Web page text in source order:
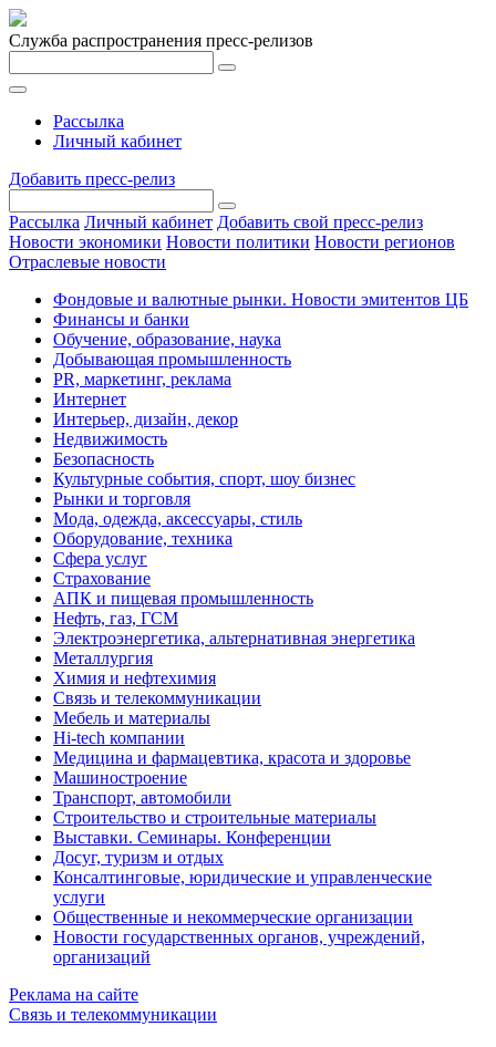
Служба распространения пресс-релизов
Рассылка
Личный кабинет
Добавить пресс-релиз
Рассылка Личный кабинет Добавить свой пресс-релиз
Новости экономики Новости политики Новости регионов
Отраслевые новости
Фондовые и валютные рынки. Новости эмитентов ЦБ
Финансы и банки
Обучение, образование, наука
Добывающая промышленность
PR, маркетинг, реклама
Интернет
Интерьер, дизайн, декор
Недвижимость
Безопасность
Культурные события, спорт, шоу бизнес
Рынки и торговля
Мода, одежда, аксессуары, стиль
Оборудование, техника
Сфера услуг
Страхование
АПК и пищевая промышленность
Нефть, газ, ГСМ
Электроэнергетика, альтернативная энергетика
Металлургия
Химия и нефтехимия
Связь и телекоммуникации
Мебель и материалы
Hi-tech компании
Медицина и фармацевтика, красота и здоровье
Машиностроение
Транспорт, автомобили
Строительство и строительные материалы
Выставки. Семинары. Конференции
Досуг, туризм и отдых
Консалтинговые, юридические и управленческие
услуги
Общественные и некоммерческие организации
Новости государственных органов, учреждений,
организаций
Реклама на сайте
Связь и телекоммуникации